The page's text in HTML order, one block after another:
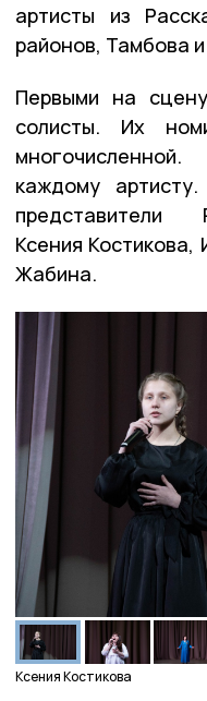
артисты из
районов, Тамбова
Первыми на
солисты. Их
каждому
представители
Ксения
Жабина.
Ксения Костикова